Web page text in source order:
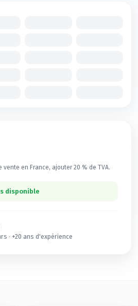
vente en France, ajouter 20 % de TVA.
disponible
· +20 ans d'expérience